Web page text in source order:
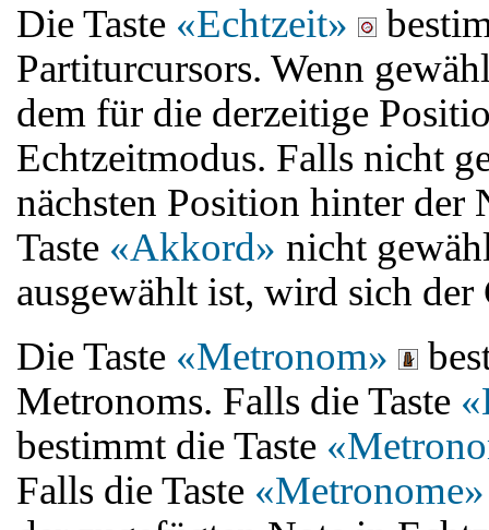
Die Taste «Echtzeit»
Partiturcursors. Wenn
dem für die derzeitige
Echtzeitmodus. Falls nicht
nächsten Position hinter der
Taste «Akkord» nicht
ausgewählt ist, wird sich
Die Taste «Metronom»
Metronoms. Falls die Taste
bestimmt die Taste
Falls die Taste «Metronome»